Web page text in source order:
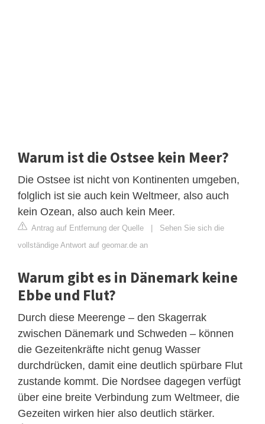
Warum ist die Ostsee kein Meer?
Die Ostsee ist nicht von Kontinenten umgeben,
folglich ist sie auch kein Weltmeer, also auch
kein Ozean, also auch kein Meer.
Antrag auf Entfernung der Quelle | Sehen Sie sich die
vollständige Antwort auf geomar.de an
Warum gibt es in Dänemark keine
Ebbe und Flut?
Durch diese Meerenge – den Skagerrak
zwischen Dänemark und Schweden – können
die Gezeitenkräfte nicht genug Wasser
durchdrücken, damit eine deutlich spürbare Flut
zustande kommt. Die Nordsee dagegen verfügt
über eine breite Verbindung zum Weltmeer, die
Gezeiten wirken hier also deutlich stärker.